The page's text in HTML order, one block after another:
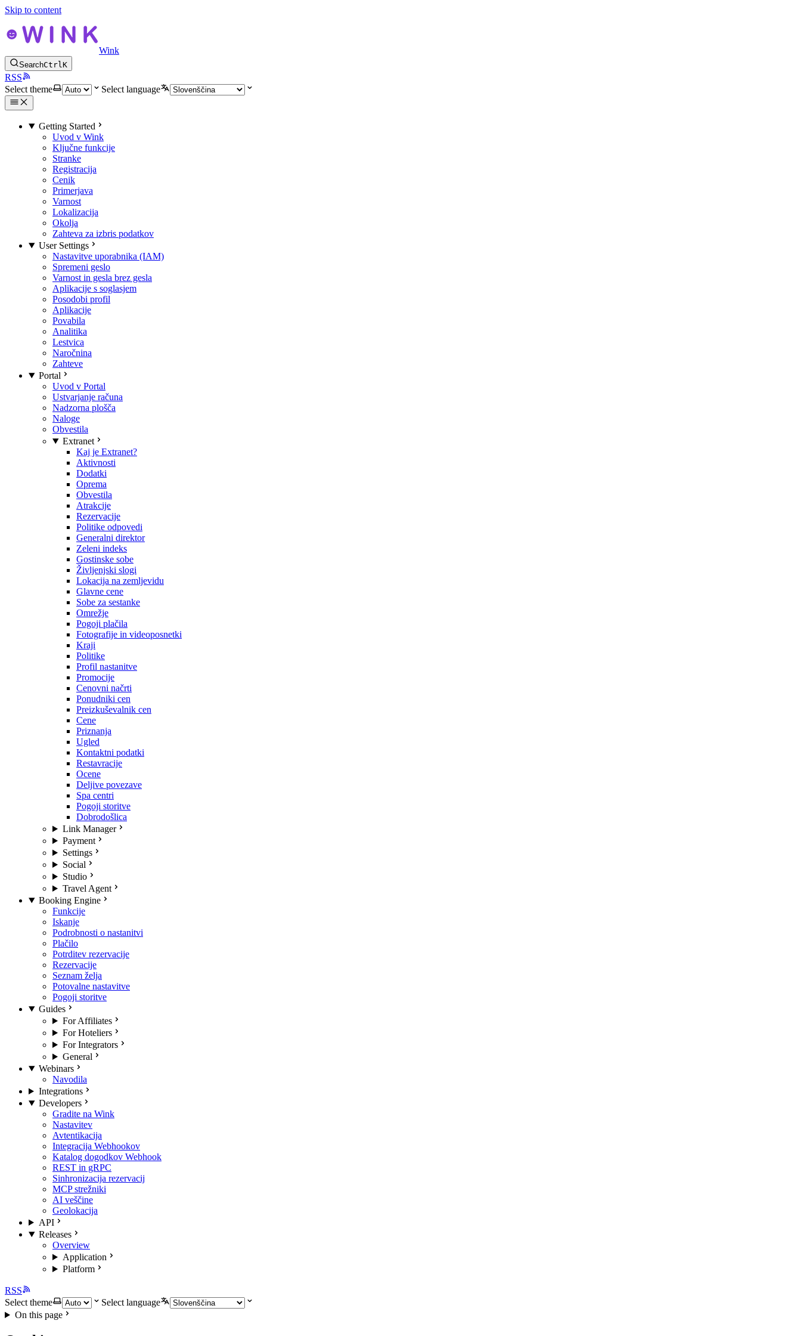
Skip to content
Wink
SearchCtrlK
RSS
Select theme
Select language
Getting Started
Uvod v Wink
Ključne funkcije
Stranke
Registracija
Cenik
Primerjava
Varnost
Lokalizacija
Okolja
Zahteva za izbris podatkov
User Settings
Nastavitve uporabnika (IAM)
Spremeni geslo
Varnost in gesla brez gesla
Aplikacije s soglasjem
Posodobi profil
Aplikacije
Povabila
Analitika
Lestvica
Naročnina
Zahteve
Portal
Uvod v Portal
Ustvarjanje računa
Nadzorna plošča
Naloge
Obvestila
Extranet
Kaj je Extranet?
Aktivnosti
Dodatki
Oprema
Obvestila
Atrakcije
Rezervacije
Politike odpovedi
Generalni direktor
Zeleni indeks
Gostinske sobe
Življenjski slogi
Lokacija na zemljevidu
Glavne cene
Sobe za sestanke
Omrežje
Pogoji plačila
Fotografije in videoposnetki
Kraji
Politike
Profil nastanitve
Promocije
Cenovni načrti
Ponudniki cen
Preizkuševalnik cen
Cene
Priznanja
Ugled
Kontaktni podatki
Restavracije
Ocene
Deljive povezave
Spa centri
Pogoji storitve
Dobrodošlica
Link Manager
Payment
Settings
Social
Studio
Travel Agent
Booking Engine
Funkcije
Iskanje
Podrobnosti o nastanitvi
Plačilo
Potrditev rezervacije
Rezervacije
Seznam želja
Potovalne nastavitve
Pogoji storitve
Guides
For Affiliates
For Hoteliers
For Integrators
General
Webinars
Navodila
Integrations
Developers
Gradite na Wink
Nastavitev
Avtentikacija
Integracija Webhookov
Katalog dogodkov Webhook
REST in gRPC
Sinhronizacija rezervacij
MCP strežniki
AI veščine
Geolokacija
API
Releases
Overview
Application
Platform
RSS
Select theme
Select language
On this page